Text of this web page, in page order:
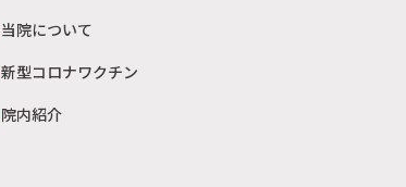
当院について
新型コロナワクチン
院内紹介